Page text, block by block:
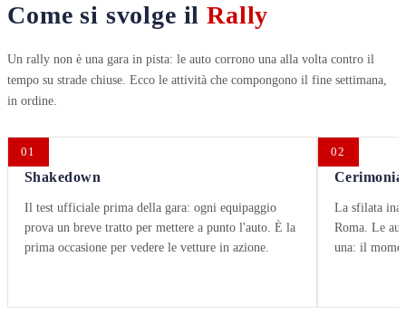
Come si svolge ilRally
Un rally non è una gara in pista: le auto corrono una alla volta contro il
tempo su strade chiuse. Ecco le attività che compongono il fine settimana,
in ordine.
01
Shakedown
Il test ufficiale prima della gara: ogni equipaggio
prova un breve tratto per mettere a punto l'auto. È la
prima occasione per vedere le vetture in azione.
02
La sfilata
Roma. Le
una: il